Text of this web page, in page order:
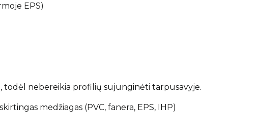
EPS)
todėl nebereikia profilių sujunginėti tarpusavyje.
medžiagas (PVC, fanera, EPS, IHP)